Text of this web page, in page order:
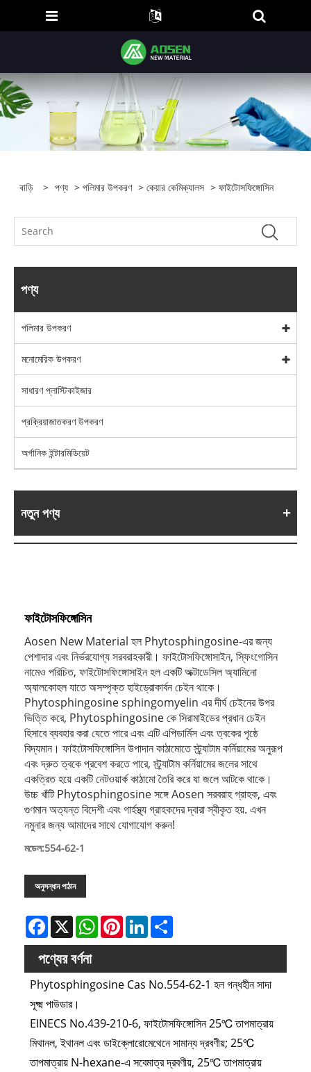
বাড়ি > পণ্য >পলিমার উপকরণ >কেয়ার কেমিক্যালস > ফাইটোসফিঙ্গোসিন
পণ্য
পলিমার উপকরণ
মনোমেরিক উপকরণ
সাধারণ প্লাস্টিকাইজার
প্রক্রিয়াজাতকরণ উপকরণ
অর্গানিক ইন্টারমিডিয়েট
নতুন পণ্য
ফাইটোসফিঙ্গোসিন
Aosen New Material হল Phytosphingosine-এর জন্য
পেশাদার এবং নির্ভরযোগ্য সরবরাহকারী। ফাইটোসফিঙ্গোসাইন, স্ফিংগোসিন
নামেও পরিচিত, ফাইটোসফিঙ্গোসাইন হল একটি অক্টাডেসিল অ্যামিনো
অ্যালকোহল যাতে অসম্পৃক্ত হাইড্রোকার্বন চেইন থাকে।
Phytosphingosine sphingomyelin এর দীর্ঘ চেইনের উপর
ভিত্তি করে, Phytosphingosine কে সিরামাইডের প্রধান চেইন
হিসাবে ব্যবহার করা যেতে পারে এবং এটি এপিডার্মিস এবং ত্বকের পৃষ্ঠে
বিদ্যমান। ফাইটোসফিঙ্গোসিন উপাদান কাঠামোতে স্ট্র্যাটাম কর্নিয়ামের অনুরূপ
এবং দ্রুত ত্বকে প্রবেশ করতে পারে, স্ট্র্যাটাম কর্নিয়ামের জলের সাথে
একত্রিত হয়ে একটি নেটওয়ার্ক কাঠামো তৈরি করে যা জলে আটকে থাকে।
উচ্চ খাঁটি Phytosphingosine সঙ্গে Aosen সরবরাহ গ্রাহক, এবং
গুণমান অত্যন্ত বিদেশী এবং গার্হস্থ্য গ্রাহকদের দ্বারা স্বীকৃত হয়. এখন
নমুনার জন্য আমাদের সাথে যোগাযোগ করুন!
মডেল:554-62-1
অনুসন্ধান পাঠান
Facebook
X WhatsAppPinterestLinkedIn
পণ্যের বর্ণনা
Phytosphingosine Cas No.554-62-1 হল গন্ধহীন সাদা
সূক্ষ্ম পাউডার।
EINECS No.439-210-6, ফাইটোসফিঙ্গোসিন 25℃ তাপমাত্রায়
মিথানল, ইথানল এবং ডাইক্লোরোমেথেনে সামান্য দ্রবণীয়; 25℃
তাপমাত্রায় N-hexane-এ সবেমাত্র দ্রবণীয়, 25℃ তাপমাত্রায়